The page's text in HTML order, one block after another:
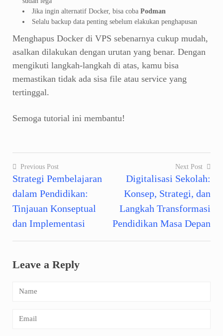
Jika ingin alternatif Docker, bisa coba Podman
Selalu backup data penting sebelum elakukan penghapusan
Menghapus Docker di VPS sebenarnya cukup mudah,
asalkan dilakukan dengan urutan yang benar. Dengan
mengikuti langkah-langkah di atas, kamu bisa
memastikan tidak ada sisa file atau service yang
tertinggal.
Semoga tutorial ini membantu!
Navigasi
pos
Previous Post
Strategi Pembelajaran
dalam Pendidikan:
Tinjauan Konseptual
dan Implementasi
Next Post
Digitalisasi Sekolah:
Konsep, Strategi, dan
Langkah Transformasi
Pendidikan Masa Depan
Leave a Reply